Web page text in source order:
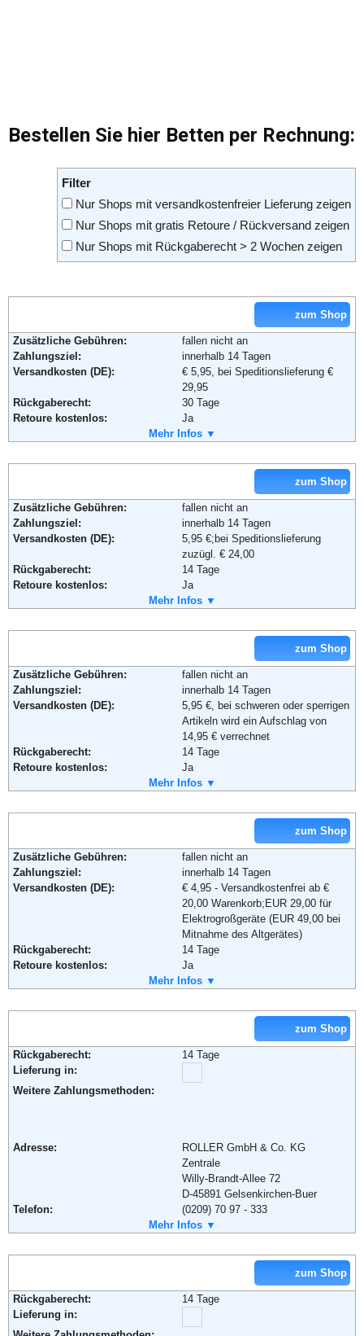
Bestellen Sie hier Betten per Rechnung:
Filter
Nur Shops mit versandkostenfreier Lieferung zeigen
Nur Shops mit gratis Retoure / Rückversand zeigen
Nur Shops mit Rückgaberecht > 2 Wochen zeigen
zum Shop
Zusätzliche Gebühren:
fallen nicht an
Zahlungsziel:
innerhalb 14 Tagen
Versandkosten (DE):
€ 5,95, bei Speditionslieferung €
29,95
Rückgaberecht:
30 Tage
Retoure kostenlos:
Ja
im Paket enthalten
Adresse:
Otto GmbH & Co KG
Wandsbeker Straße 3-7
22172 Hamburg
Telefon:
+49 (0)40 - 6461 - 0
Fax:
+49 (0)40 - 6461 - 8571
service@otto.de
Weiterführende Informationen: Blog, AGB
Mehr Infos ▼
zum Shop
Zusätzliche Gebühren:
fallen nicht an
Zahlungsziel:
innerhalb 14 Tagen
Versandkosten (DE):
5,95 €;bei Speditionslieferung
zuzügl. € 24,00
Rückgaberecht:
14 Tage
Retoure kostenlos:
Ja
im Paket enthalten
Adresse:
Baur Versand (GmbH & Co KG)
Bahnhofstraße 10
96222 Burgkunstadt
+49 (0)180-530 50 50
Fax:
+49 (0)9572-91 22 55
Email:
service@baur.de
Mehr Infos ▼
zum Shop
Zusätzliche Gebühren:
fallen nicht an
Zahlungsziel:
innerhalb 14 Tagen
Versandkosten (DE):
5,95 €, bei schweren oder sperrigen
Artikeln wird ein Aufschlag von
14,95 € verrechnet
Rückgaberecht:
14 Tage
Retoure kostenlos:
Ja
im Paket enthalten
Adresse:
Heinrich Heine GmbH
Windeckstraße 15
D-76135 Karlsruhe
Telefon:
0180–53636
+49-(0)721-991 1919
info@heine.de
Weiterführende Informationen: Blog ,AGB
Mehr Infos ▼
zum Shop
Zusätzliche Gebühren:
fallen nicht an
Zahlungsziel:
innerhalb 14 Tagen
Versandkosten (DE):
€ 4,95 - Versandkostenfrei ab €
20,00 Warenkorb;EUR 29,00 für
Elektrogroßgeräte (EUR 49,00 bei
Mitnahme des Altgerätes)
Rückgaberecht:
14 Tage
Retoure kostenlos:
Ja
im Paket enthalten
Telefon:
+49 (0) 180 - 5114414
+49 (0) 180 - 5446610
hotline@karstadt.de
Weiterführende Informationen: AGB
Mehr Infos ▼
zum Shop
Rückgaberecht:
14 Tage
Lieferung in:
Weitere Zahlungsmethoden:
Adresse:
ROLLER GmbH & Co. KG
Zentrale
Willy-Brandt-Allee 72
D-45891 Gelsenkirchen-Buer
Telefon:
(0209) 70 97 - 333
(0209) 70 97 - 209
Weiterführende Informationen:
AGB
Mehr Infos ▼
zum Shop
Rückgaberecht:
14 Tage
Lieferung in: